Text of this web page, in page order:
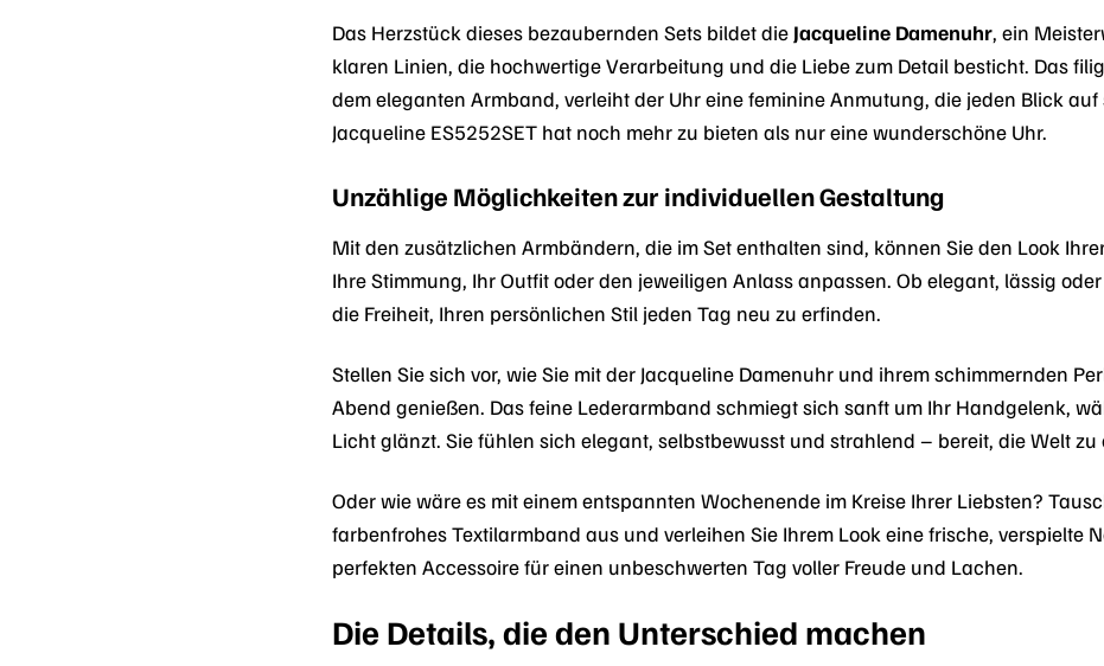
Das Herzstück dieses bezaubernden Sets bildet die Jacqueline Damenuhr, ein
klaren Linien, die hochwertige Verarbeitung und die Liebe zum Detail besticht. Das
dem eleganten Armband, verleiht der Uhr eine feminine Anmutung, die jeden Blick auf
Jacqueline ES5252SET hat noch mehr zu bieten als nur eine wunderschöne Uhr.
Unzählige Möglichkeiten zur individuellen Gestaltung
Mit den zusätzlichen Armbändern, die im Set enthalten sind, können Sie den Look
Ihre Stimmung, Ihr Outfit oder den jeweiligen Anlass anpassen. Ob elegant, lässig
die Freiheit, Ihren persönlichen Stil jeden Tag neu zu erfinden.
Stellen Sie sich vor, wie Sie mit der Jacqueline Damenuhr und ihrem schimmernden
Abend genießen. Das feine Lederarmband schmiegt sich sanft um Ihr Handgelenk,
Licht glänzt. Sie fühlen sich elegant, selbstbewusst und strahlend – bereit, die Welt zu
Oder wie wäre es mit einem entspannten Wochenende im Kreise Ihrer Liebsten?
farbenfrohes Textilarmband aus und verleihen Sie Ihrem Look eine frische, verspielte
perfekten Accessoire für einen unbeschwerten Tag voller Freude und Lachen.
Die Details, die den Unterschied machen